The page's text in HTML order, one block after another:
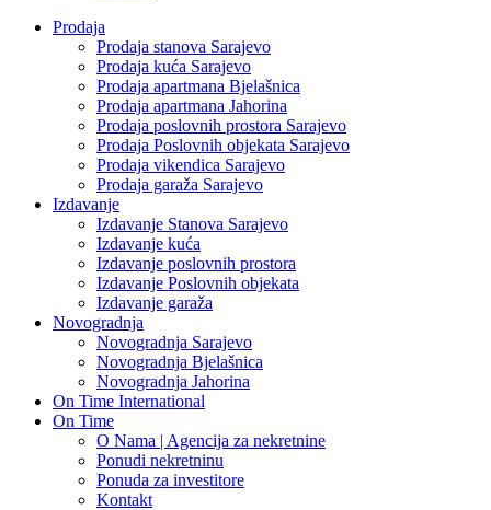
Prodaja
Prodaja stanova Sarajevo
Prodaja kuća Sarajevo
Prodaja apartmana Bjelašnica
Prodaja apartmana Jahorina
Prodaja poslovnih prostora Sarajevo
Prodaja Poslovnih objekata Sarajevo
Prodaja vikendica Sarajevo
Prodaja garaža Sarajevo
Izdavanje
Izdavanje Stanova Sarajevo
Izdavanje kuća
Izdavanje poslovnih prostora
Izdavanje Poslovnih objekata
Izdavanje garaža
Novogradnja
Novogradnja Sarajevo
Novogradnja Bjelašnica
Novogradnja Jahorina
On Time International
On Time
O Nama | Agencija za nekretnine
Ponudi nekretninu
Ponuda za investitore
Kontakt